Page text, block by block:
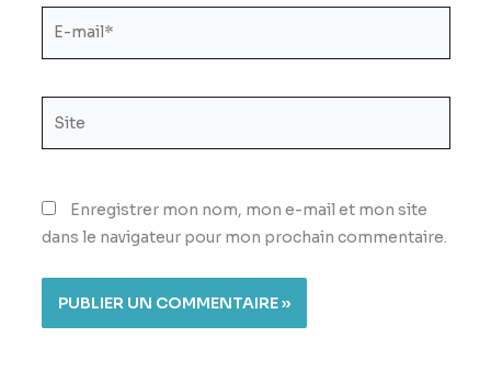
Enregistrer mon nom, mon e-mail et mon site
dans le navigateur pour mon prochain commentaire.